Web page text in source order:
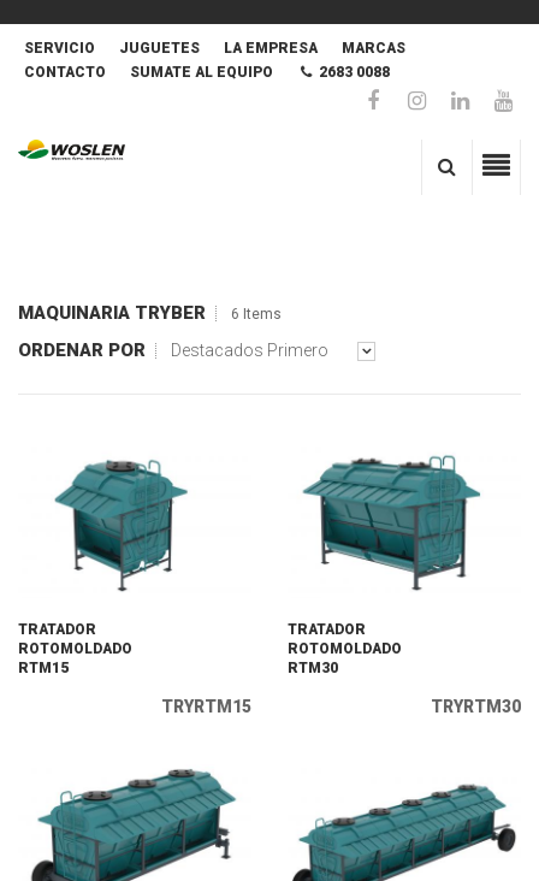
SERVICIO JUGUETES LA EMPRESA
MARCAS
CONTACTO
SUMATE AL EQUIPO 2683 0088
MAQUINARIA TRYBER 6 Items
ORDENAR POR Destacados Primero
TRATADOR
ROTOMOLDADO
RTM15
TRYRTM15
TRATADOR
ROTOMOLDADO
RTM30
TRYRTM30